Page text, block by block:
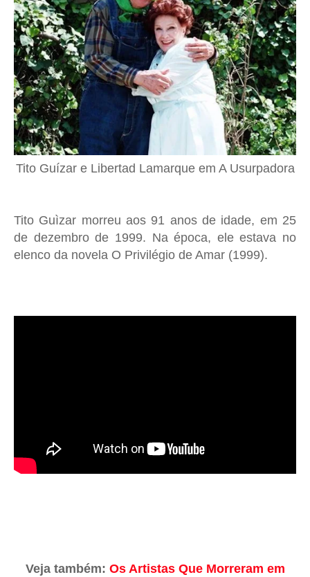
Tito Guízar e Libertad Lamarque em A Usurpadora
Tito Guìzar morreu aos 91 anos de idade, em 25
de dezembro de 1999. Na época, ele estava no
elenco da novela O Privilégio de Amar (1999).
Veja também: Os Artistas Que Morreram em